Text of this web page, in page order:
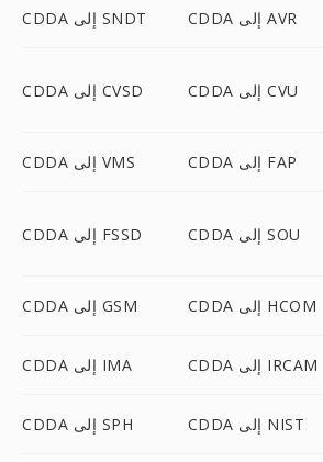
CDDA إلى SNDT CDDA إلى AVR
CDDA إلى CVSD CDDA إلى CVU
CDDA إلى VMS CDDA إلى FAP
CDDA إلى FSSD CDDA إلى SOU
CDDA إلى GSM CDDA إلى HCOM
CDDA إلى IMA CDDA إلى IRCAM
CDDA إلى SPH CDDA إلى NIST